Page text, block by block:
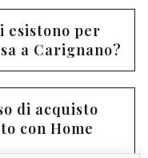
esistono per
a Carignano?
di acquisto
con Home